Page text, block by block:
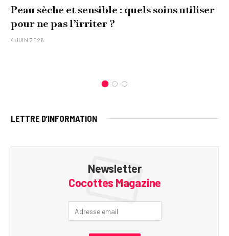
Peau sèche et sensible : quels soins utiliser
pour ne pas l’irriter ?
4 JUIN 2026
LETTRE D’INFORMATION
Newsletter
Cocottes Magazine